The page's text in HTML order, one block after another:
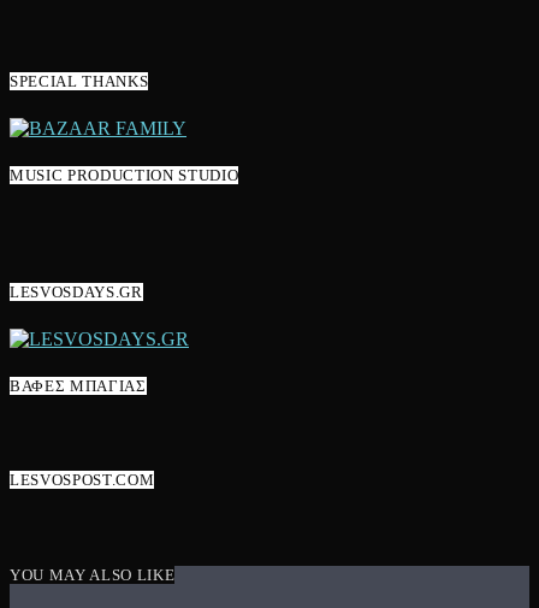
SPECIAL THANKS
MUSIC PRODUCTION STUDIO
LESVOSDAYS.GR
ΒΑΦΕΣ ΜΠΑΓΙΑΣ
LESVOSPOST.COM
YOU MAY ALSO LIKE